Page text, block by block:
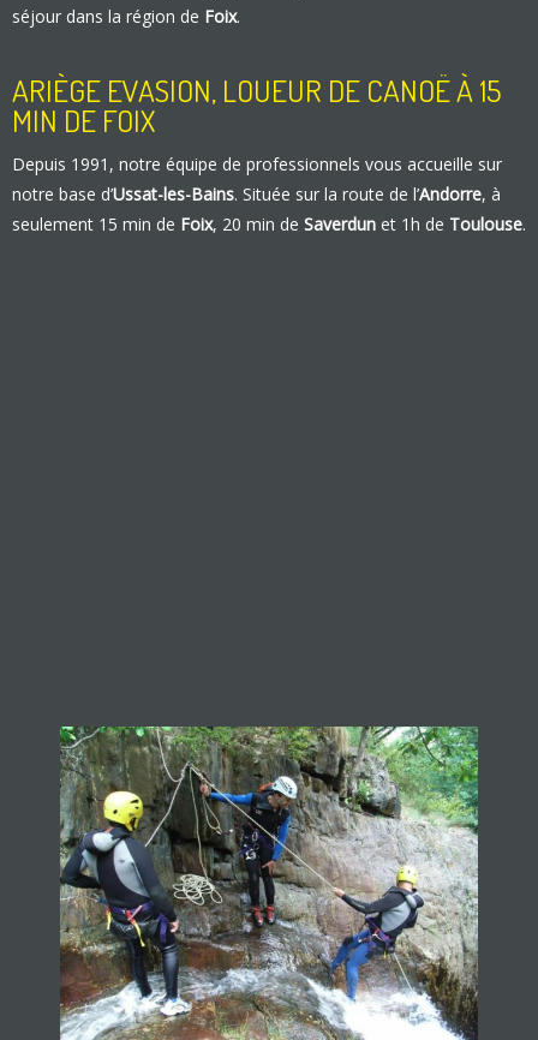
séjour dans la région de Foix.
ARIÈGE EVASION, LOUEUR DE CANOË À 15
MIN DE FOIX
Depuis 1991, notre équipe de professionnels vous accueille sur
notre base d’Ussat-les-Bains. Située sur la route de l’Andorre, à
seulement 15 min de Foix, 20 min de Saverdun et 1h de Toulouse.